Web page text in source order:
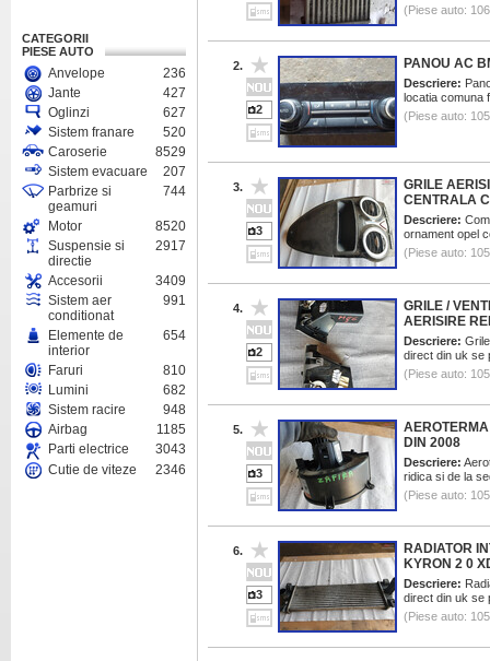
CATEGORII
PIESE AUTO
Anvelope
236
Jante
427
Oglinzi
627
Sistem franare
520
Caroserie
8529
Sistem evacuare
207
Parbrize si
geamuri
744
Motor
8520
Suspensie si
directie
2917
Accesorii
3409
Sistem aer
conditionat
991
Elemente de
interior
654
Faruri
810
Lumini
682
Sistem racire
948
Airbag
1185
Parti electrice
3043
Cutie de viteze
2346
(Piese auto:
2.
2
PANOU AC
Descriere:
locatia comuna
(Piese auto:
3.
3
GRILE
CENTRALA
Descriere:
ornament opel
(Piese auto:
4.
2
GRILE /
AERISIRE
Descriere:
direct din uk se
(Piese auto:
5.
3
DIN 2008
Descriere:
ridica si de la
(Piese auto:
6.
3
RADIATOR
KYRON 2 0
Descriere:
direct din uk se
(Piese auto: